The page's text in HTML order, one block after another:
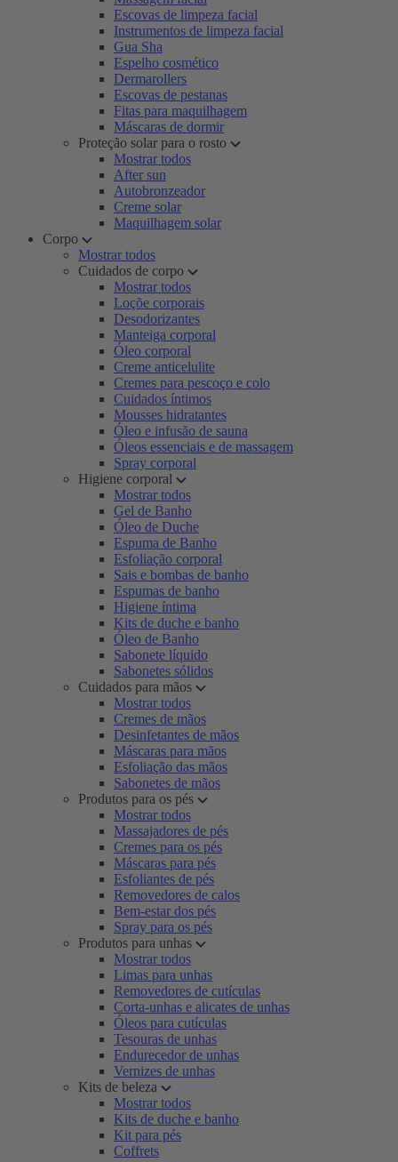
Escovas de limpeza facial
Instrumentos de limpeza facial
Gua Sha
Espelho cosmético
Dermarollers
Escovas de pestanas
Fitas para maquilhagem
Máscaras de dormir
Proteção solar para o rosto
Mostrar todos
After sun
Autobronzeador
Creme solar
Maquilhagem solar
Corpo
Mostrar todos
Cuidados de corpo
Mostrar todos
Loçõe corporais
Desodorizantes
Manteiga corporal
Óleo corporal
Creme anticelulite
Cremes para pescoço e colo
Cuidados íntimos
Mousses hidratantes
Óleo e infusão de sauna
Óleos essenciais e de massagem
Spray corporal
Higiene corporal
Mostrar todos
Gel de Banho
Óleo de Duche
Espuma de Banho
Esfoliação corporal
Sais e bombas de banho
Espumas de banho
Higiene íntima
Kits de duche e banho
Óleo de Banho
Sabonete líquido
Sabonetes sólidos
Cuidados para mãos
Mostrar todos
Cremes de mãos
Desinfetantes de mãos
Máscaras para mãos
Esfoliação das mãos
Sabonetes de mãos
Produtos para os pés
Mostrar todos
Massajadores de pés
Cremes para os pés
Máscaras para pés
Esfoliantes de pés
Removedores de calos
Bem-estar dos pés
Spray para os pés
Produtos para unhas
Mostrar todos
Limas para unhas
Removedores de cutículas
Corta-unhas e alicates de unhas
Óleos para cutículas
Tesouras de unhas
Endurecedor de unhas
Vernizes de unhas
Kits de beleza
Mostrar todos
Kits de duche e banho
Kit para pés
Coffrets